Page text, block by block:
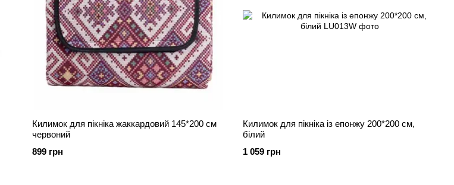
Килимок для пікніка жаккардовий 145*200 см
червоний
899 грн
Килимок для пікніка із епонжу 200*200 см,
білий
1 059 грн